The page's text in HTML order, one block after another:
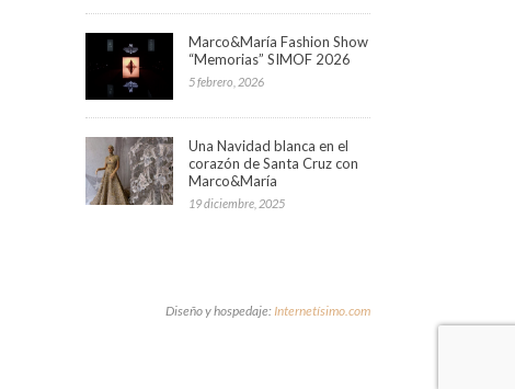
Marco&María Fashion Show
“Memorias” SIMOF 2026
5 febrero, 2026
Una Navidad blanca en el
corazón de Santa Cruz con
Marco&María
19 diciembre, 2025
Diseño y hospedaje: Internetísimo.com